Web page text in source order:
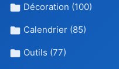
Décoration (100)
Calendrier (85)
Outils (77)